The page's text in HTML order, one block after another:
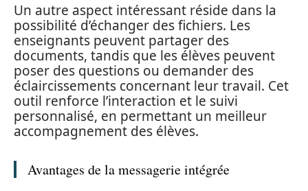
Un autre aspect intéressant réside dans la
possibilité d’échanger des fichiers. Les
enseignants peuvent partager des
documents, tandis que les élèves peuvent
poser des questions ou demander des
éclaircissements concernant leur travail. Cet
outil renforce l’interaction et le suivi
personnalisé, en permettant un meilleur
accompagnement des élèves.
Avantages de la messagerie intégrée